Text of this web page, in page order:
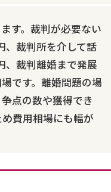
す。裁判が必要ない
、裁判所を介して話
、裁判離婚まで発展
です。離婚問題の場
点の数や獲得でき
費用相場にも幅が